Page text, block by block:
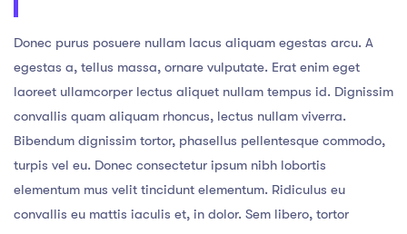
Donec purus posuere nullam lacus aliquam egestas arcu. A
egestas a, tellus massa, ornare vulputate. Erat enim eget
laoreet ullamcorper lectus aliquet nullam tempus id. Dignissim
convallis quam aliquam rhoncus, lectus nullam viverra.
Bibendum dignissim tortor, phasellus pellentesque commodo,
turpis vel eu. Donec consectetur ipsum nibh lobortis
elementum mus velit tincidunt elementum. Ridiculus eu
convallis eu mattis iaculis et, in dolor. Sem libero, tortor